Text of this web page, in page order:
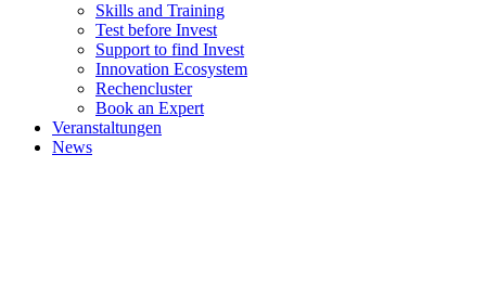
Skills and Training
Test before Invest
Support to find Invest
Innovation Ecosystem
Rechencluster​
Book an Expert
Veranstaltungen
News